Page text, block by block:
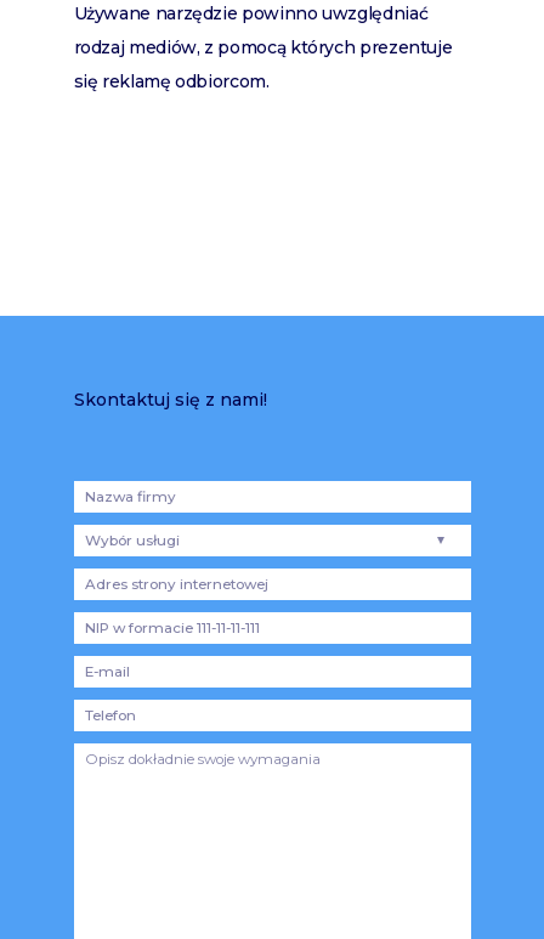
Używane narzędzie powinno uwzględniać
rodzaj mediów, z pomocą których prezentuje
się reklamę odbiorcom.
Skontaktuj się z nami!